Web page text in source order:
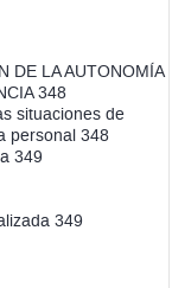
DE LA AUTONOMÍA
348
situaciones de
personal 348
349
349